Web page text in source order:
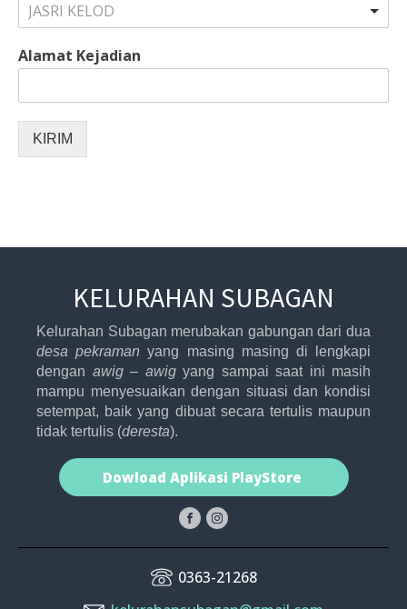
JASRI KELOD
Alamat Kejadian
KIRIM
KELURAHAN SUBAGAN
Kelurahan Subagan merubakan gabungan dari dua
desa pekraman yang masing masing di lengkapi
dengan awig – awigyang sampai saat ini masih
mampu menyesuaikan dengan situasi dan kondisi
setempat, baik yang dibuat secara tertulis maupun
tidak tertulis (deresta).
Dowload Aplikasi PlayStore
0363-21268